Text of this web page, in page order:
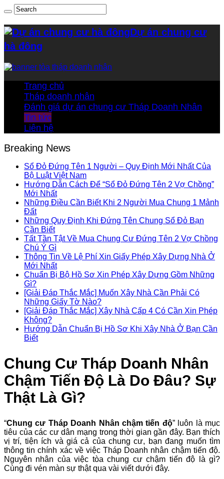
Dự án chung cư
hà đông
Trang chủ
Tháp doanh nhân
Đánh giá dự án chung cư Tháp Doanh Nhân
Tin tức
Liên hệ
Breaking News
Sổ Đỏ Đứng Tên 1 Người – Quy Định Mới Nhất Của
Bộ Luật Việt Nam
Hướng Dẫn Cách Để “Sổ Đỏ Đứng Tên 2 Vợ Chồng”
Mới Nhất
Những Điều Cần Biết Khi 2 Người Mua Chung 1 Mảnh
Đất
Những Quy Định Khi Đứng Tên Chung Sổ Đỏ Bạn
Cần Biết
Tất Tần Tật Về Mua Chung Cư Đứng Tên 2 Vợ Chồng
Chú Ý Gì
Thông Tin Về Lệ Phí Xin Giấy Phép Xây Dựng Nhà Ở
Mới Nhất
Chuẩn Bị Bộ Hồ Sơ Xin Phép Xây Dựng Gồm Những
Gì?
[Giải Đáp Thắc Mắc] Muốn Xây Nhà Cần Phải Có
Những Giấy Tờ Nào?
[Giải Đáp Thắc Mắc] Xây Nhà Cấp 4 Có Cần Xin Phép
Không?
Hướng Dẫn Chuẩn Bị Hồ Sơ Khi Xây Nhà Ở Bạn Cần
Biết
Chung Cư Tháp Doanh Nhân
Chậm Tiến Độ Là Do Đâu? Sự
Thật Là Gì?
“Chung cư Tháp Doanh Nhân chậm tiến độ” luôn là mục
tiêu của các cư dân mạng trong thời gian gần đây. Bạn thích
vị trí, tiện ích và giá cả của chung cư, bạn đang muốn tìm
thông tin chính xác về việc Tháp Doanh nhân chậm tiến độ.
Nguyên nhân của việc tòa chung cư chậm tiến độ là gì?
Cùng đi vén màn sự thật qua vài viết dưới đây.